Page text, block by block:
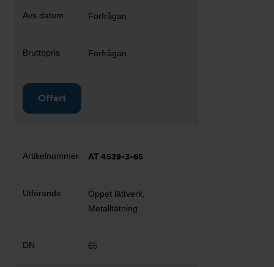
Förfrågan
Förfrågan
Offert
AT 4539-3-65
Öppet lättverk,
Metalltätning
65